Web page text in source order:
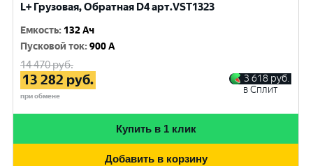
L+ Грузовая, Обратная D4 арт.VST1323
Емкость: 132 Ач
Пусковой ток:900 A
14 470руб.
13 282 руб.
при обмене
3 618 руб.
в Сплит
Купить в 1 клик
Добавить в корзину